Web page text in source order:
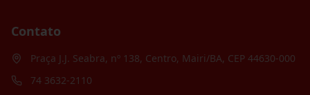
Contato
Praça J.J. Seabra, nº 138, Centro, Mairi/BA, CEP 44630-000
74 3632-2110